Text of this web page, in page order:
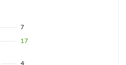
7
17
4